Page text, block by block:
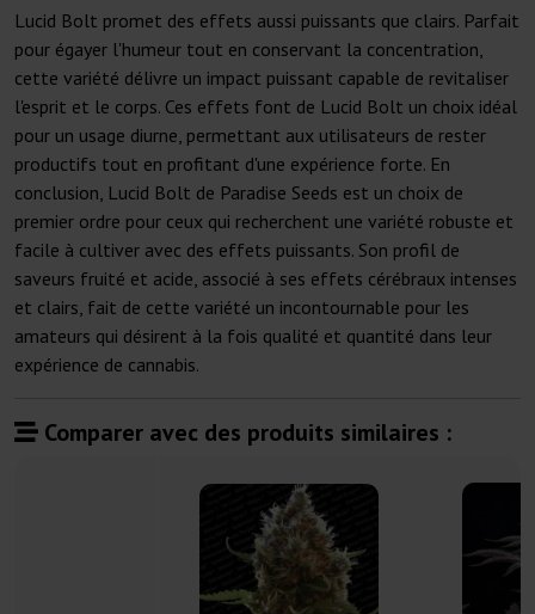
Lucid Bolt promet des effets aussi puissants que clairs. Parfait
pour égayer l'humeur tout en conservant la concentration,
cette variété délivre un impact puissant capable de revitaliser
l'esprit et le corps. Ces effets font de Lucid Bolt un choix idéal
pour un usage diurne, permettant aux utilisateurs de rester
productifs tout en profitant d'une expérience forte. En
conclusion, Lucid Bolt de Paradise Seeds est un choix de
premier ordre pour ceux qui recherchent une variété robuste et
facile à cultiver avec des effets puissants. Son profil de
saveurs fruité et acide, associé à ses effets cérébraux intenses
et clairs, fait de cette variété un incontournable pour les
amateurs qui désirent à la fois qualité et quantité dans leur
expérience de cannabis.
Comparer avec des produits similaires :